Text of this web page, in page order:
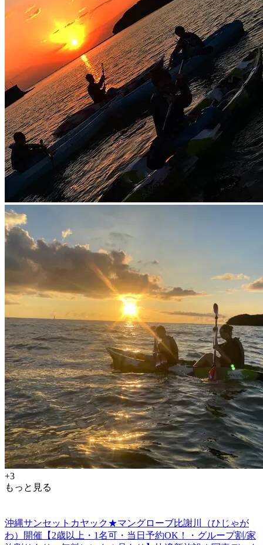
+3
もっと見る
沖縄サンセットカヤック★マングローブ比謝川（ひじゃが
わ）開催【2歳以上・1名可・当日予約OK！・グループ割/家